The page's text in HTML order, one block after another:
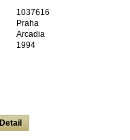
1037616
Praha
Arcadia
1994
Detail